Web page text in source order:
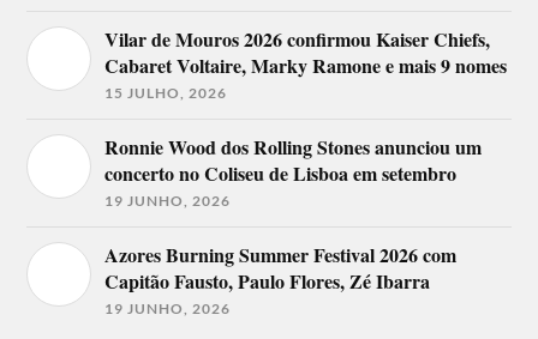
Vilar de Mouros 2026 confirmou Kaiser Chiefs,
Cabaret Voltaire, Marky Ramone e mais 9 nomes
15 JULHO, 2026
Ronnie Wood dos Rolling Stones anunciou um
concerto no Coliseu de Lisboa em setembro
19 JUNHO, 2026
Azores Burning Summer Festival 2026 com
Capitão Fausto, Paulo Flores, Zé Ibarra
19 JUNHO, 2026